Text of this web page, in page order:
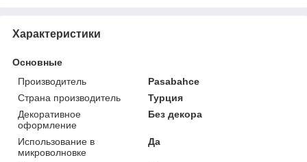
Характеристики
Основные
Производитель
Pasabahce
Страна производитель
Турция
Декоративное
оформление
Без декора
Использование в
микроволновке
Да